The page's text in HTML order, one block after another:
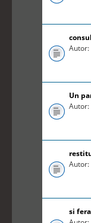
Autor:
Un
Autor:
Autor:
si